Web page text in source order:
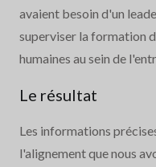
avaient besoin d'un
superviser la formation
humaines au sein de
Le résultat
Les informations
l'alignement que nous